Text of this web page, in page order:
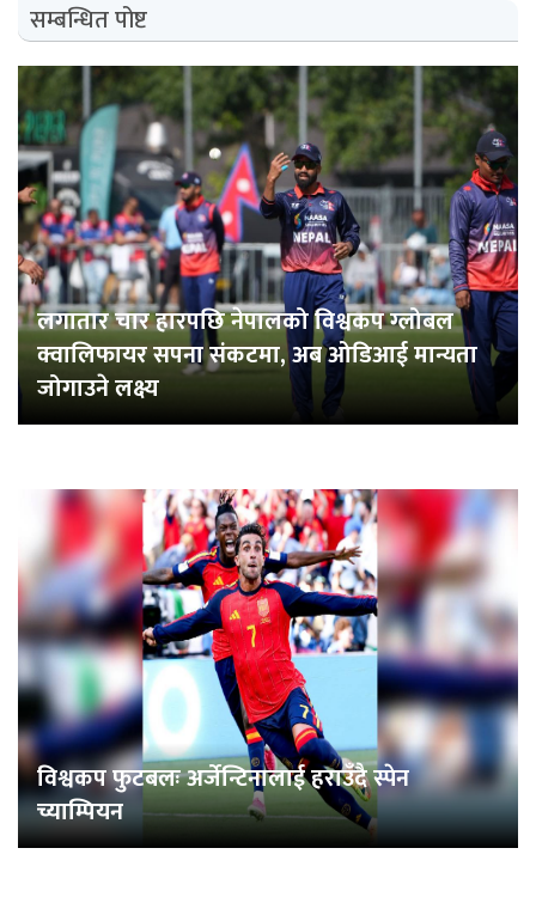
सम्बन्धित पोष्ट
लगातार चार हारपछि नेपालको विश्वकप ग्लोबल
क्वालिफायर सपना संकटमा, अब ओडिआई मान्यता
जोगाउने लक्ष्य
विश्वकप फुटबलः अर्जेन्टिनालाई हराउँदै स्पेन
च्याम्पियन